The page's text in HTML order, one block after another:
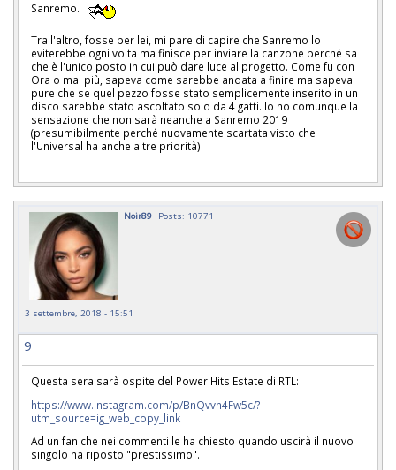
Sanremo.
Tra l'altro, fosse per lei, mi pare di capire che Sanremo lo
eviterebbe ogni volta ma finisce per inviare la canzone perché sa
che è l'unico posto in cui può dare luce al progetto. Come fu con
Ora o mai più, sapeva come sarebbe andata a finire ma sapeva
pure che se quel pezzo fosse stato semplicemente inserito in un
disco sarebbe stato ascoltato solo da 4 gatti. Io ho comunque la
sensazione che non sarà neanche a Sanremo 2019
(presumibilmente perché nuovamente scartata visto che
l'Universal ha anche altre priorità).
Noir89 Posts: 10771
3 settembre, 2018 - 15:51
9
Questa sera sarà ospite del Power Hits Estate di RTL:
https://www.instagram.com/p/BnQvvn4Fw5c/?
utm_source=ig_web_copy_link
Ad un fan che nei commenti le ha chiesto quando uscirà il nuovo
singolo ha riposto "prestissimo".